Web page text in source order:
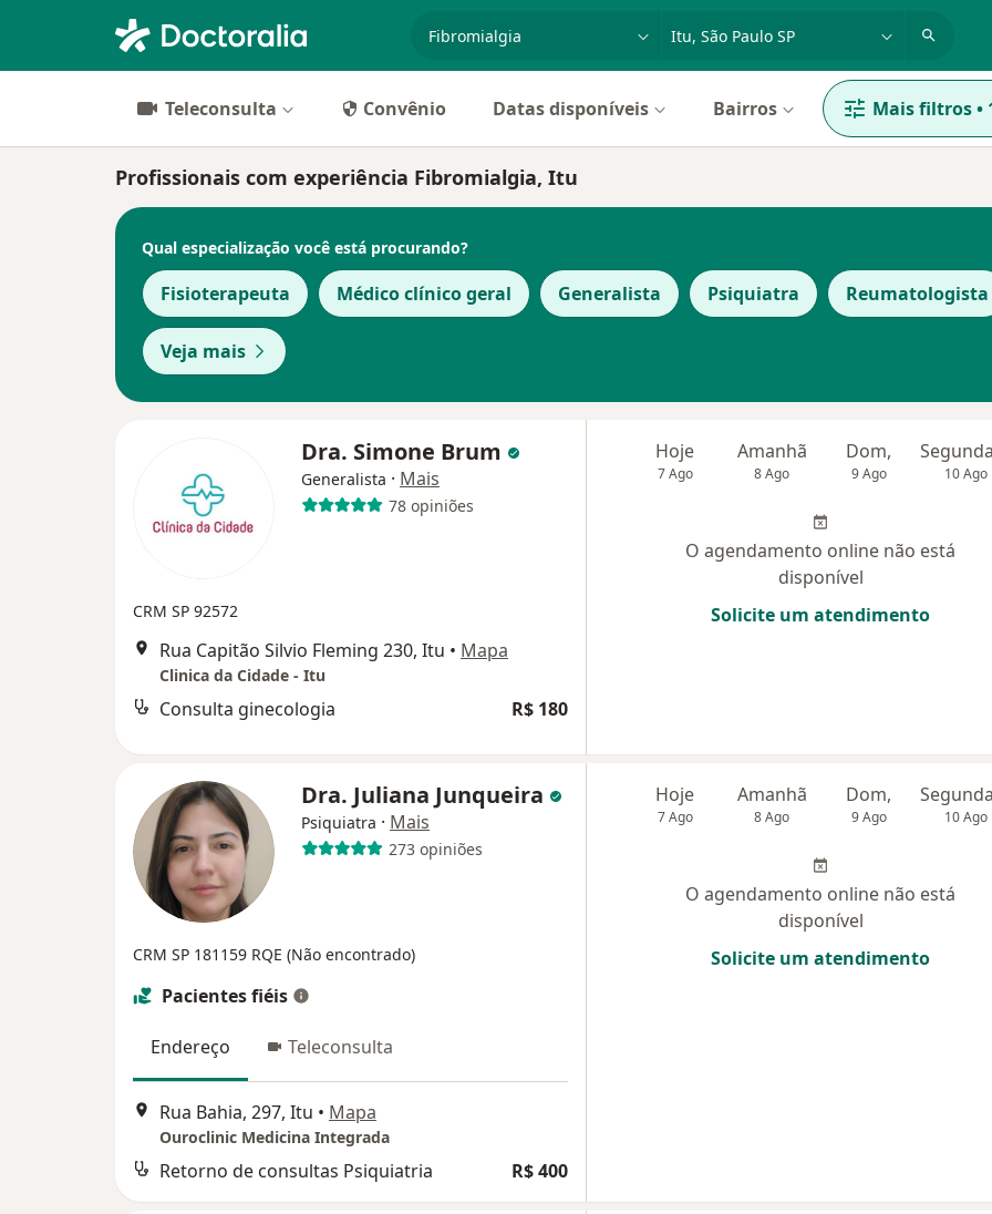
Teleconsulta Convênio Datas disponíveis Bairros Mais filtros•
Profissionais com experiência Fibromialgia, Itu
Qual especialização você está procurando?
Fisioterapeuta Médico clínico geral Generalista Psiquiatra Reumatologista
Veja mais
Dra. Simone Brum
Generalista · Mais
78 opiniões
CRM SP 92572
Rua Capitão Silvio Fleming 230, Itu • Mapa
Clinica da Cidade - Itu
Consulta ginecologia R$ 180
Hoje
7 Ago
Amanhã
8 Ago
Dom,
9 Ago 10 Ago
O agendamento online não está
disponível
Solicite um atendimento
Dra. Juliana Junqueira
Psiquiatra · Mais
273 opiniões
CRM SP 181159 RQE (Não encontrado)
Pacientes fiéis
Endereço Teleconsulta
Rua Bahia, 297, Itu • Mapa
Ouroclinic Medicina Integrada
Retorno de consultas Psiquiatria R$ 400
Hoje
7 Ago
Amanhã
8 Ago
Dom,
9 Ago 10 Ago
O agendamento online não está
disponível
Solicite um atendimento